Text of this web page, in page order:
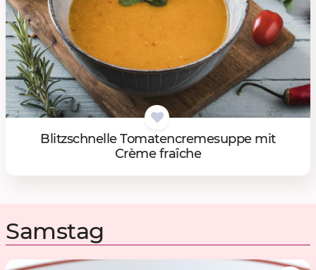
Blitz­schnel­le To­ma­ten­cre­me­sup­pe mit
Crème fraîche
Samstag